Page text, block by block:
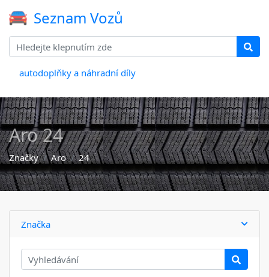
Seznam Vozů
autodoplňky a náhradní díly
Aro 24
Značky Aro 24
Značka